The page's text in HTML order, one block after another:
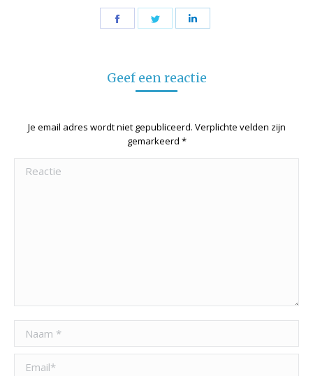
Share
Share
Geef een reactie
Je email adres wordt niet gepubliceerd. Verplichte velden zijn
gemarkeerd *
Reactie
Naam *
Email *